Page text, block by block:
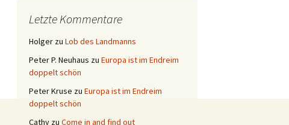
Letzte Kommentare
Holger zu Lob des Landmanns
Peter P. Neuhaus zu Europa ist im Endreim
doppelt schön
Peter Kruse zu Europa ist im Endreim
doppelt schön
Cathy zu Come in and find out